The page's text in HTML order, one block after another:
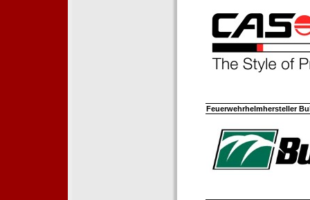
Feuerwehrhelmhersteller